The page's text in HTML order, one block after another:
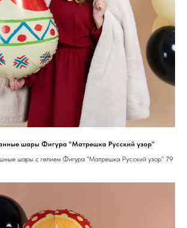
шары Фигура "Матрешка Русский узор"
шары с гелием Фигура "Матрешка Русский узор" 79